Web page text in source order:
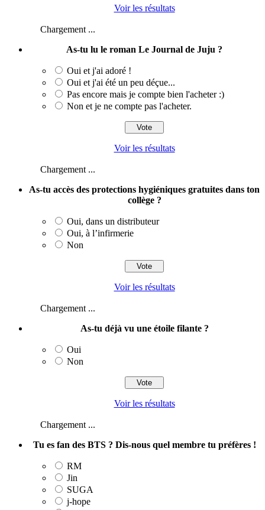
Voir les résultats
Chargement ...
As-tu lu le roman Le Journal de Juju ?
Oui et j'ai adoré !
Oui et j'ai été un peu déçue...
Pas encore mais je compte bien l'acheter :)
Non et je ne compte pas l'acheter.
Voir les résultats
Chargement ...
As-tu accès des protections hygiéniques gratuites dans ton
collège ?
Oui, dans un distributeur
Oui, à l’infirmerie
Non
Voir les résultats
Chargement ...
As-tu déjà vu une étoile filante ?
Oui
Non
Voir les résultats
Chargement ...
Tu es fan des BTS ? Dis-nous quel membre tu préfères !
RM
Jin
SUGA
j‑hope